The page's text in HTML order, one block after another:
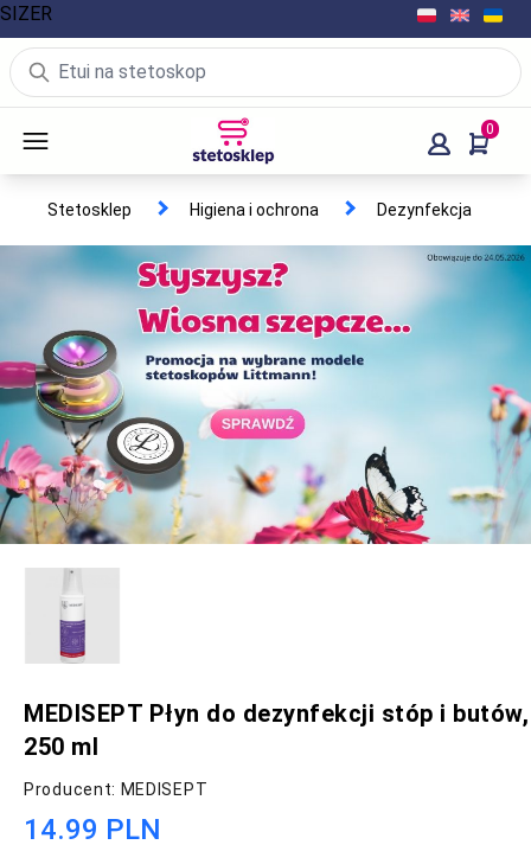
0
Stetosklep Higiena i ochrona Dezynfekcja
MEDISEPT Płyn do dezynfekcji stóp i butów,
250 ml
Producent: MEDISEPT
14.99 PLN
SIZER